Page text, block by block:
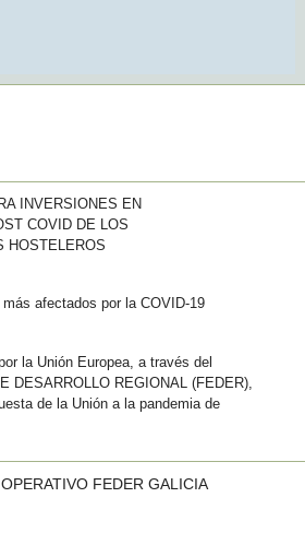
INVERSIONES EN
COVID DE LOS
HOSTELEROS
afectados por la COVID-19
la Unión Europea, a través del
DESARROLLO REGIONAL (FEDER),
de la Unión a la pandemia de
FEDER GALICIA